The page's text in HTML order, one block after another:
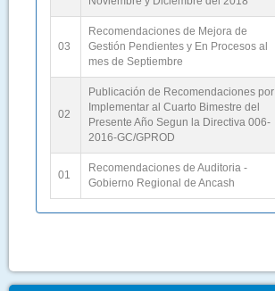
03
Recomendaciones de Mejora de
Gestión Pendientes y En Procesos al
mes de Septiembre
02
Publicación de Recomendaciones por
Implementar al Cuarto Bimestre del
Presente Año Segun la Directiva 006-
2016-GC/GPROD
01
Recomendaciones de Auditoria -
Gobierno Regional de Ancash